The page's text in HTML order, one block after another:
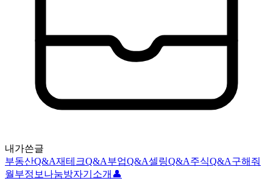
내가쓴글
부동산Q&A재테크Q&A부업Q&A셀링Q&A주식Q&A구해줘
월부정보나눔방자기소개👤